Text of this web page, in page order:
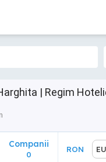
| Regim
Companii
0
RON